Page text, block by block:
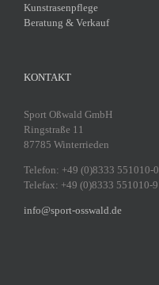
Kunstrasenpflege
Beratung & Verkauf
KONTAKT
Sport Oßwald GmbH
Ringstraße 11
87785 Winterrieden
Telefon: +49 (0)8333 551010-0
Telefax: +49 (0)8333 551010-9
info@sport-osswald.de